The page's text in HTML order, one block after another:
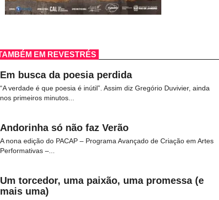
EM REVESTRÉS
Em busca da poesia perdida
“A verdade é que poesia é inútil”. Assim diz Gregório Duvivier, ainda
nos primeiros minutos...
Andorinha só não faz Verão
A nona edição do PACAP – Programa Avançado de Criação em Artes
Performativas –...
Um torcedor, uma paixão, uma promessa (e
mais uma)